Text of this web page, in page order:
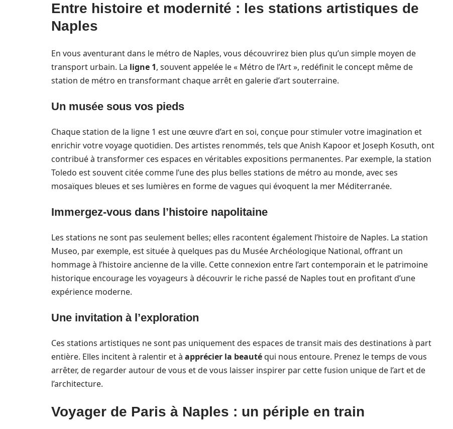
Entre histoire et modernité : les stations artistiques de
Naples
En vous aventurant dans le métro de Naples, vous découvrirez bien plus qu’un simple moyen de
transport urbain. La ligne 1, souvent appelée le « Métro de l’Art », redéfinit le concept même de
station de métro en transformant chaque arrêt en galerie d’art souterraine.
Un musée sous vos pieds
Chaque station de la ligne 1 est une œuvre d’art en soi, conçue pour stimuler votre imagination et
enrichir votre voyage quotidien. Des artistes renommés, tels que Anish Kapoor et Joseph Kosuth, ont
contribué à transformer ces espaces en véritables expositions permanentes. Par exemple, la station
Toledo est souvent citée comme l’une des plus belles stations de métro au monde, avec ses
mosaïques bleues et ses lumières en forme de vagues qui évoquent la mer Méditerranée.
Immergez-vous dans l’histoire napolitaine
Les stations ne sont pas seulement belles; elles racontent également l’histoire de Naples. La station
Museo, par exemple, est située à quelques pas du Musée Archéologique National, offrant un
hommage à l’histoire ancienne de la ville. Cette connexion entre l’art contemporain et le patrimoine
historique encourage les voyageurs à découvrir le riche passé de Naples tout en profitant d’une
expérience moderne.
Une invitation à l’exploration
Ces stations artistiques ne sont pas uniquement des espaces de transit mais des destinations à part
entière. Elles incitent à ralentir et à apprécier la beautéqui nous entoure. Prenez le temps de vous
arrêter, de regarder autour de vous et de vous laisser inspirer par cette fusion unique de l’art et de
l’architecture.
Voyager de Paris à Naples : un périple en train